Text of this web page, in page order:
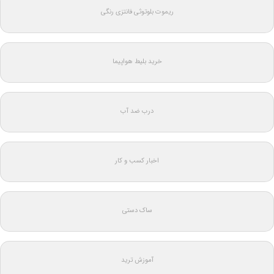
ریموت بلوتوثی فانتزی رنگی
خرید بلیط هواپیما
درب ضد آب
اخبار کسب و کار
ساک دستی
آموزش ترید